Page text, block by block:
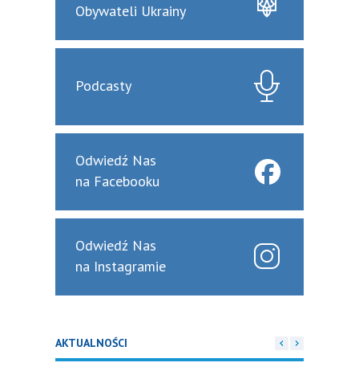
Obywateli Ukrainy
Podcasty
Odwiedź Nas
na Facebooku
Odwiedź Nas
na Instagramie
AKTUALNOŚCI